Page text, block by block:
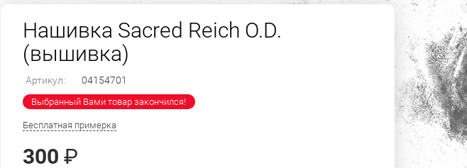
Нашивка Sacred Reich O.D.
(вышивка)
Артикул: 04154701
Выбранный Вами товар закончился!
Бесплатная примерка
300 ₽